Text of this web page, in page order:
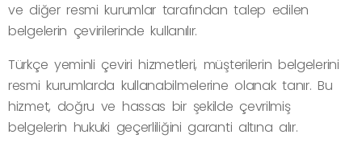
ve diğer resmi kurumlar tarafından talep edilen
belgelerin çevirilerinde kullanılır.
Türkçe yeminli çeviri hizmetleri, müşterilerin belgelerini
resmi kurumlarda kullanabilmelerine olanak tanır. Bu
hizmet, doğru ve hassas bir şekilde çevrilmiş
belgelerin hukuki geçerliliğini garanti altına alır.